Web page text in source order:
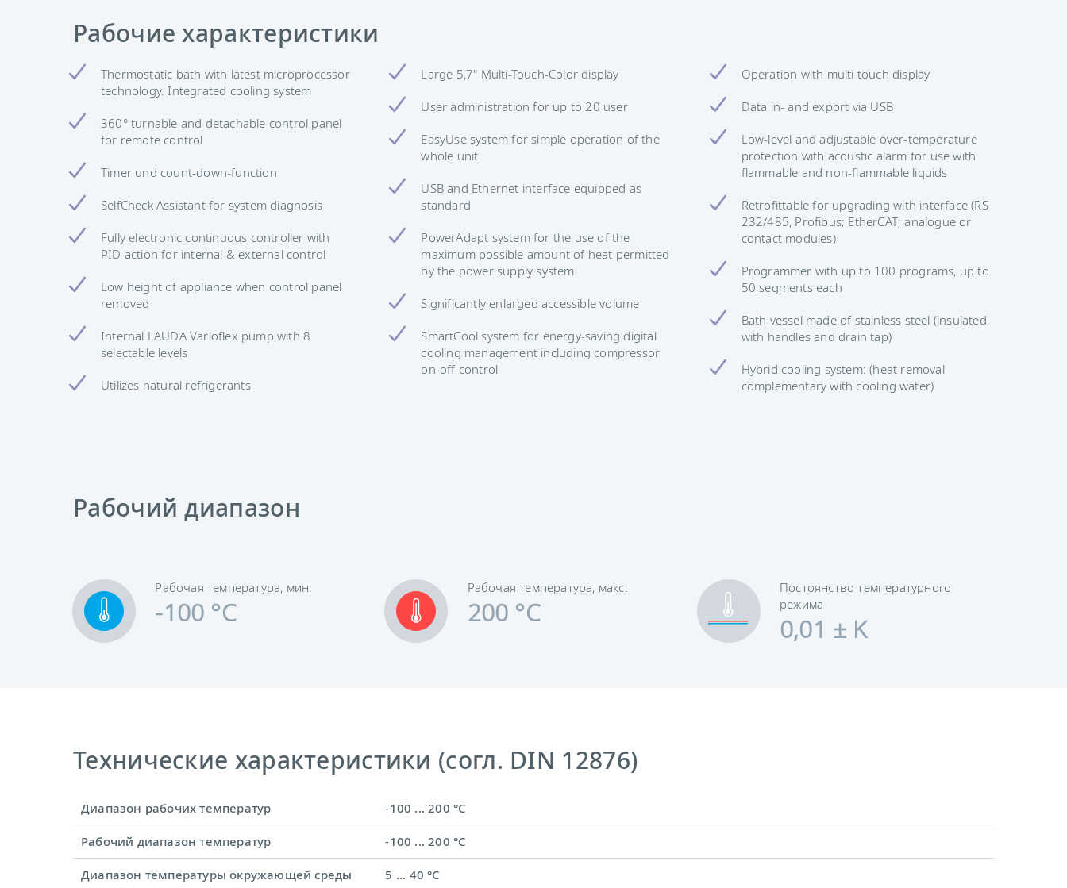
Рабочие характеристики
Thermostatic bath with latest microprocessor
technology. Integrated cooling system
360° turnable and detachable control panel
for remote control
Timer und count-down-function
SelfCheck Assistant for system diagnosis
Fully electronic continuous controller with
PID action for internal & external control
Low height of appliance when control panel
removed
Internal LAUDA Varioflex pump with 8
selectable levels
Utilizes natural refrigerants
Large 5,7" Multi-Touch-Color display
User administration for up to 20 user
EasyUse system for simple operation of the
whole unit
USB and Ethernet interface equipped as
standard
PowerAdapt system for the use of the
maximum possible amount of heat permitted
by the power supply system
Significantly enlarged accessible volume
SmartCool system for energy-saving digital
cooling management including compressor
on-off control
Operation with multi touch display
Data in- and export via USB
Low-level and adjustable over-temperature
protection with acoustic alarm for use with
flammable and non-flammable liquids
Retrofittable for upgrading with interface (RS
232/485, Profibus; EtherCAT; analogue or
contact modules)
Programmer with up to 100 programs, up to
50 segments each
Bath vessel made of stainless steel (insulated,
with handles and drain tap)
Hybrid cooling system: (heat removal
complementary with cooling water)
Рабочий диапазон
Рабочая температура, мин.
-100 °C
Рабочая температура, макс.
200 °C
Постоянство температурного
режима
0,01 ± K
Технические характеристики (согл. DIN 12876)
Диапазон рабочих температур -100 ... 200 °C
Рабочий диапазон температур -100 ... 200 °C
Диапазон температуры окружающей среды 5 ... 40 °C